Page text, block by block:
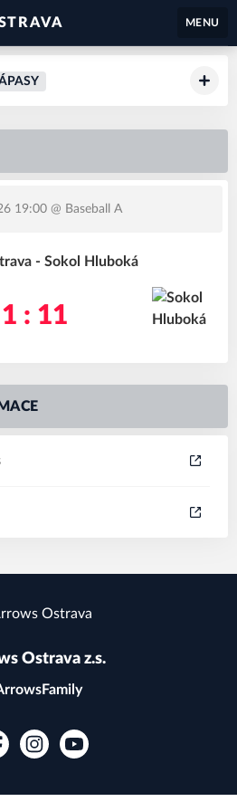
MENU
19:00@ Baseball A
- Sokol Hluboká
1 : 11
Ostrava z.s.
InstagramYouTube